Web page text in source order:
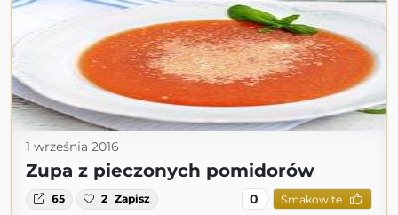
1 września 2016
Zupa z pieczonych pomidorów
65 2 Zapisz 0 Smakowite